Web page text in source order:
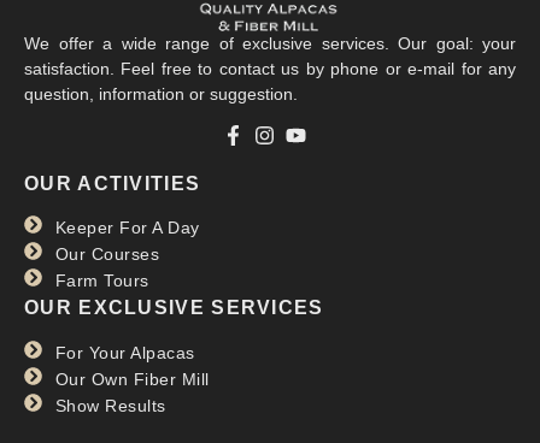
We offer a wide range of exclusive services. Our goal: your
satisfaction. Feel free to contact us by phone or e-mail for any
question, information or suggestion.
OUR ACTIVITIES
Keeper For A Day
Our Courses
Farm Tours
OUR EXCLUSIVE SERVICES
For Your Alpacas
Our Own Fiber Mill
Show Results